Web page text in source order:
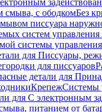
смыва, с ободкомБез
писсуара
систем
системы
для Писсуары,
для писсуаров
детали для
КрепежСистемы
для С электронным
питанием от